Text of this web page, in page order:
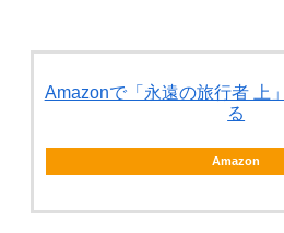
Amazonで「永遠の旅行者 上
る
Amazon